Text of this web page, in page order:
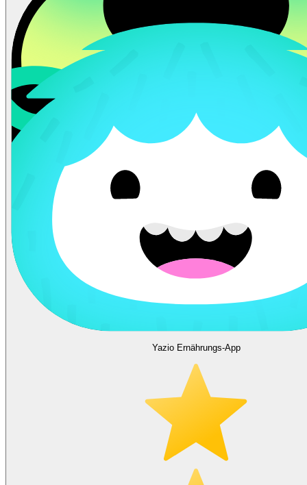
Yazio Ernährungs-App